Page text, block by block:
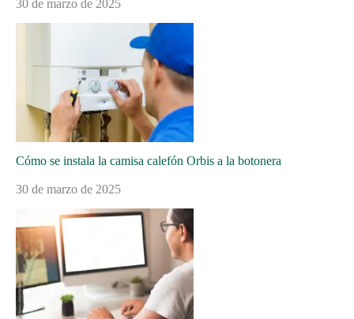
30 de marzo de 2025
Cómo se instala la camisa calefón Orbis a la botonera
30 de marzo de 2025